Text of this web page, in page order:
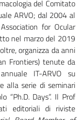
del Comitato
ARVO; dal 2004 al
for Ocular
nel marzo del 2019
organizza da anni
Frontiers) tenute da
IT-ARVO su
alla serie di seminari
“Ph.D. Days”. Il Prof
editoriali di riviste